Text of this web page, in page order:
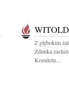
Z głębokim
Zdunka
Komitetu...